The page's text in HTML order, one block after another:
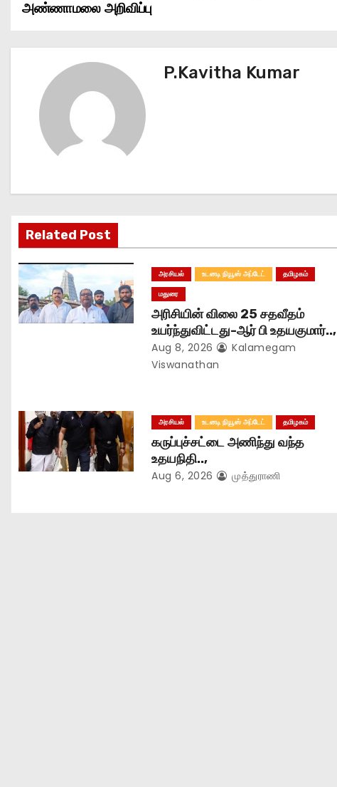
o
s
i
g
a
t
i
அண்ணாமலை அறிவிப்பு
P.Kavitha Kumar
Related Post
அரசியல் உடனடி நியூஸ் அப்டேட்
தமிழகம்
மதுரை
அரிசியின் விலை 25 சதவீதம்
உயர்ந்துவிட்டது-ஆர் பி உதயகுமார்..,
Aug 8, 2026
Kalamegam
Viswanathan
அரசியல் உடனடி நியூஸ் அப்டேட் தமிழகம்
கருப்புச்சட்டை அணிந்து வந்த
உதயநிதி..,
Aug 6, 2026 முத்துராணி